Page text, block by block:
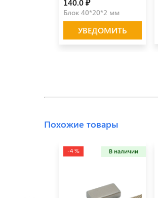
140.0 ₽
Блок 40*20*2 мм
УВЕДОМИТЬ
Похожие товары
-4 % В наличии